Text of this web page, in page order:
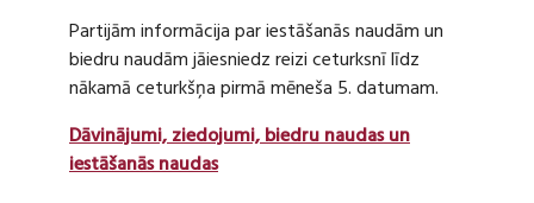
Partijām informācija par iestāšanās naudām un
biedru naudām jāiesniedz reizi ceturksnī līdz
nākamā ceturkšņa pirmā mēneša 5. datumam.
Dāvinājumi, ziedojumi, biedru naudas un
iestāšanās naudas